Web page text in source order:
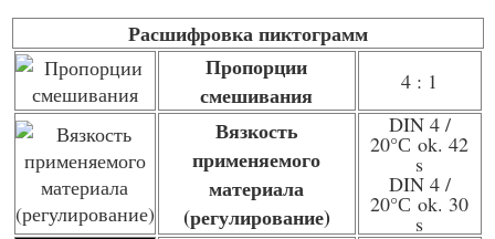
Расшифровка пиктограмм
Пропорции
смешивания
4 : 1
Вязкость
применяемого
материала
(регулирование)
DIN 4 /
20°С ok. 42
s
DIN 4 /
20°С ok. 30
s